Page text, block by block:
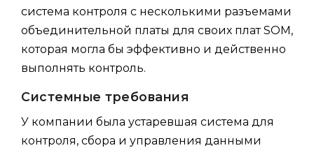
система контроля с несколькими разъемами
объединительной платы для своих плат SOM,
которая могла бы эффективно и действенно
выполнять контроль.
Системные требования
У компании была устаревшая система для
контроля, сбора и управления данными